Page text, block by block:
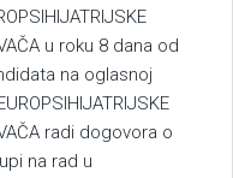
u roku 8 dana od
na oglasnoj
radi dogovora o
na rad u